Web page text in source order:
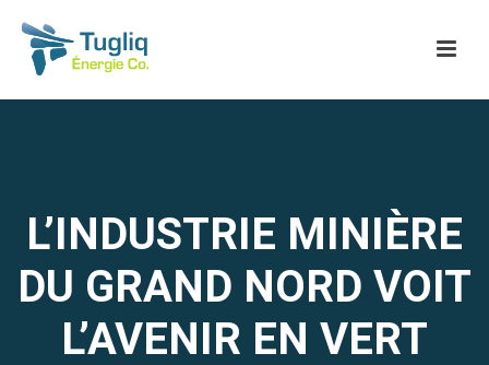
L’INDUSTRIE MINIÈRE
DU GRAND NORD VOIT
L’AVENIR EN VERT